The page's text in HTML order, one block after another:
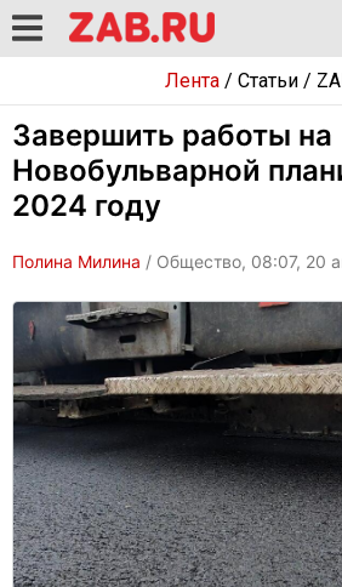
Лента/ Статьи/
Завершить работы на
Новобульварной
2024 году
Полина Милина / Общество, 08:07, 20